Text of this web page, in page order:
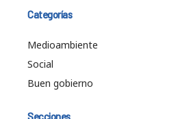
Categorías
Medioambiente
Social
Buen gobierno